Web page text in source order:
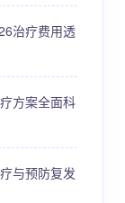
治疗费用透
方案全面科
与预防复发